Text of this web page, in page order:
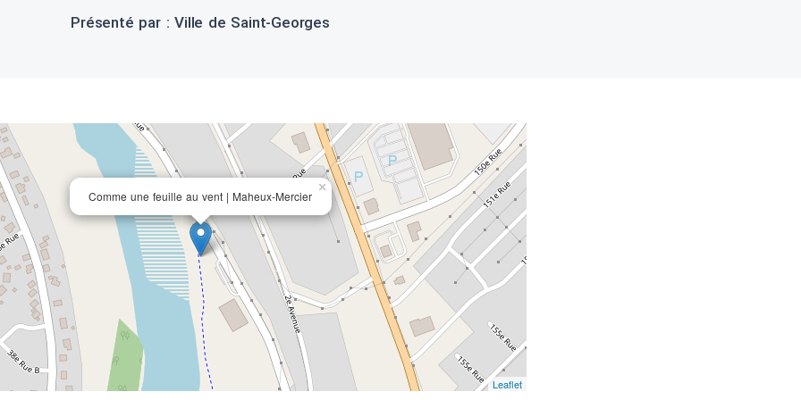
Présenté par : Ville de Saint-Georges
Comme une feuille au vent | Maheux-Mercier
×
Leaflet